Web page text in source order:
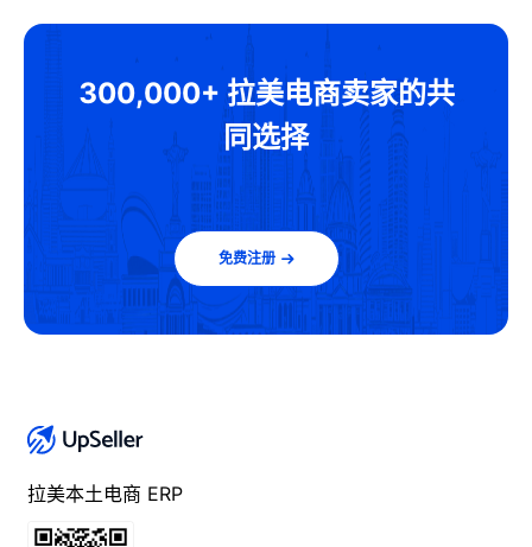
300,000+ 拉美电商卖家的共
同选择
免费注册
拉美本土电商 ERP